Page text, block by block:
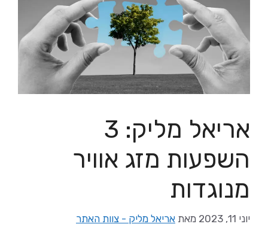
אריאל מליק: 3
השפעות מזג אוויר
מנוגדות
יוני 11, 2023 מאת אריאל מליק - צוות האתר